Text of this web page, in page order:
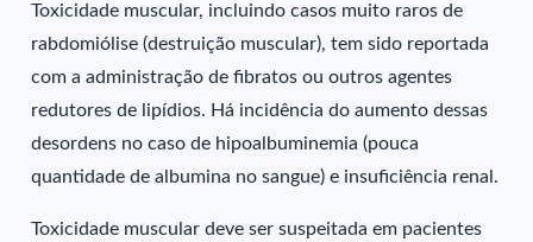
Toxicidade muscular, incluindo casos muito raros de
rabdomiólise (destruição muscular), tem sido reportada
com a administração de fibratos ou outros agentes
redutores de lipídios. Há incidência do aumento dessas
desordens no caso de hipoalbuminemia (pouca
quantidade de albumina no sangue) e insuficiência renal.
Toxicidade muscular deve ser suspeitada em pacientes